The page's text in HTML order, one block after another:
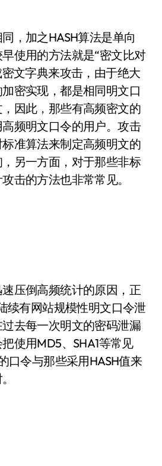
加之HASH算法是单向
使用的方法就是“密文比对
文字典来攻击，由于绝大
密实现，都是相同明文口
因此，那些有高频密文的
频明文口令的用户。攻击
准算法来制定高频明文的
另一方面，对于那些非标
击的方法也非常常见。
倒高频统计的原因，正
续有网站规模性明文口令泄
去每一次明文的密码泄漏
使用MD5、SHA1等常见
口令与那些采用HASH值来